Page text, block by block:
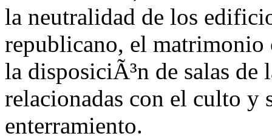
la neutralidad de los
republicano, el
la disposiciÃ³n de salas de
relacionadas con el culto y
enterramiento.